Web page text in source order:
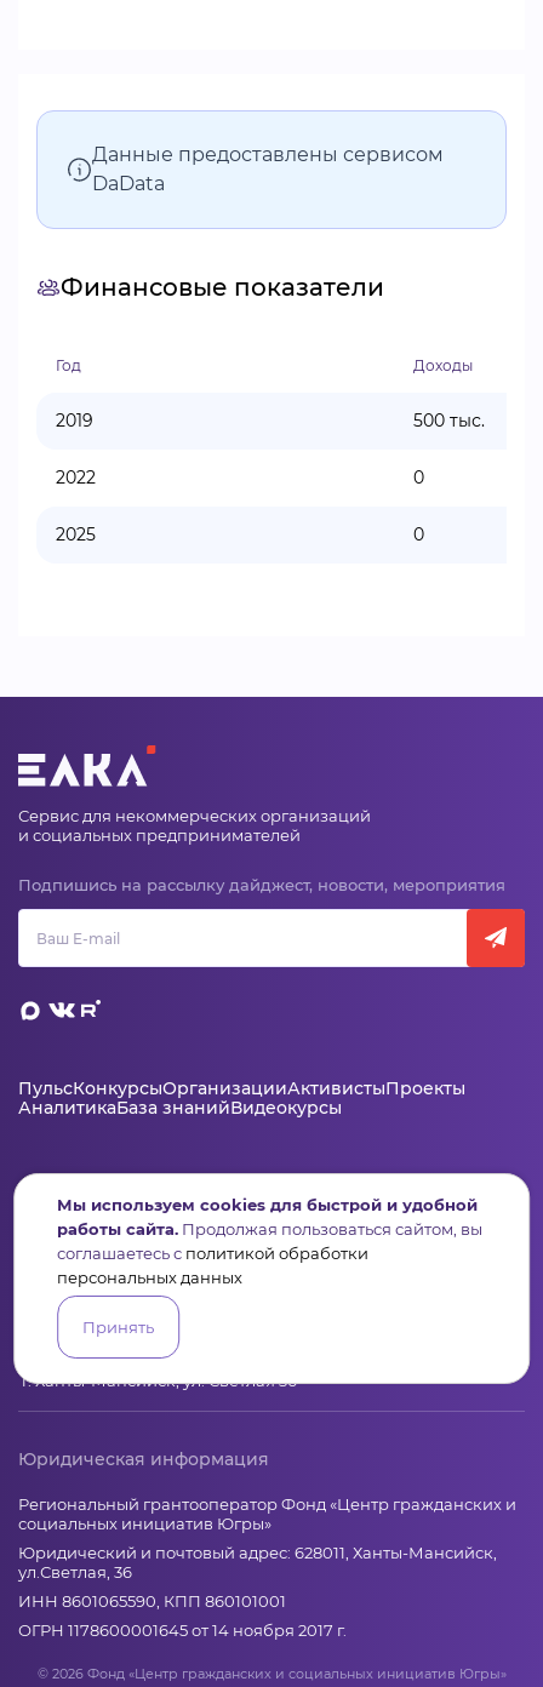
Данные предоставлены сервисом
DaData
Финансовые показатели
Год Доходы
2019 500 тыс.
2022 0
2025 0
Сервис для некоммерческих организаций
и социальных предпринимателей
Подпишись на рассылку дайджест, новости, мероприятия
ПульсКонкурсыОрганизацииАктивистыПроекты
АналитикаБаза знанийВидеокурсы
Контакты
+7 (346) 735-11-30
elkanko@ugranko.ru
628011, Россия, Ханты-Мансийский автономный округ – Югра,
г. Ханты-Мансийск, ул. Светлая 36
Юридическая информация
Региональный грантооператор Фонд «Центр гражданских и
социальных инициатив Югры»
Юридический и почтовый адрес: 628011, Ханты-Мансийск,
ул.Светлая, 36
ИНН 8601065590, КПП 860101001
ОГРН 1178600001645 от 14 ноября 2017 г.
© 2026 Фонд «Центр гражданских и социальных инициатив Югры»
Мы используем cookies для быстрой и удобной
работы сайта. Продолжая пользоваться сайтом, вы
соглашаетесь с политикой обработки
персональных данных
Принять